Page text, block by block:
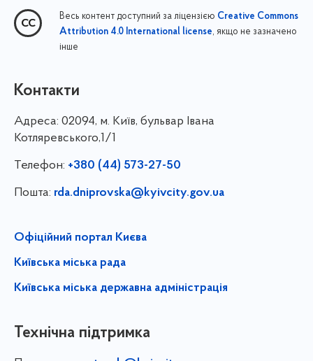
Весь контент доступний за ліцензією Creative Commons
Attribution 4.0 International license, якщо не зазначено
інше
Контакти
Адреса: 02094, м. Київ, бульвар Івана
Котляревського,1/1
Телефон: +380 (44) 573-27-50
Пошта: rda.dniprovska@kyivcity.gov.ua
Офіційний портал Києва
Київська міська рада
Київська міська державна адміністрація
Технічна підтримка